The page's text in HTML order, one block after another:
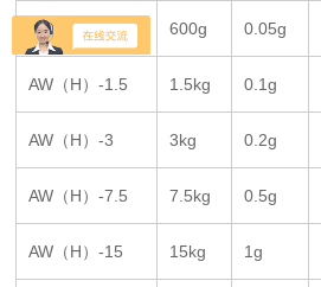
AW（H）-0.6 600g 0.05g
AW（H）-1.5 1.5kg 0.1g
AW（H）-3 3kg 0.2g
AW（H）-7.5 7.5kg 0.5g
AW（H）-15 15kg 1g